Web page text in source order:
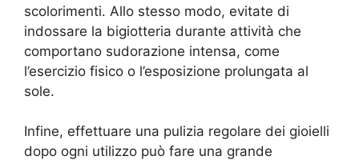
scolorimenti. Allo stesso modo, evitate di
indossare la bigiotteria durante attività che
comportano sudorazione intensa, come
l’esercizio fisico o l’esposizione prolungata al
sole.
Infine, effettuare una pulizia regolare dei gioielli
dopo ogni utilizzo può fare una grande